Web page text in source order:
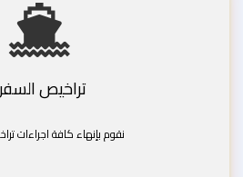
تراخيص
نقوم بإنهاء كافة اجراءات